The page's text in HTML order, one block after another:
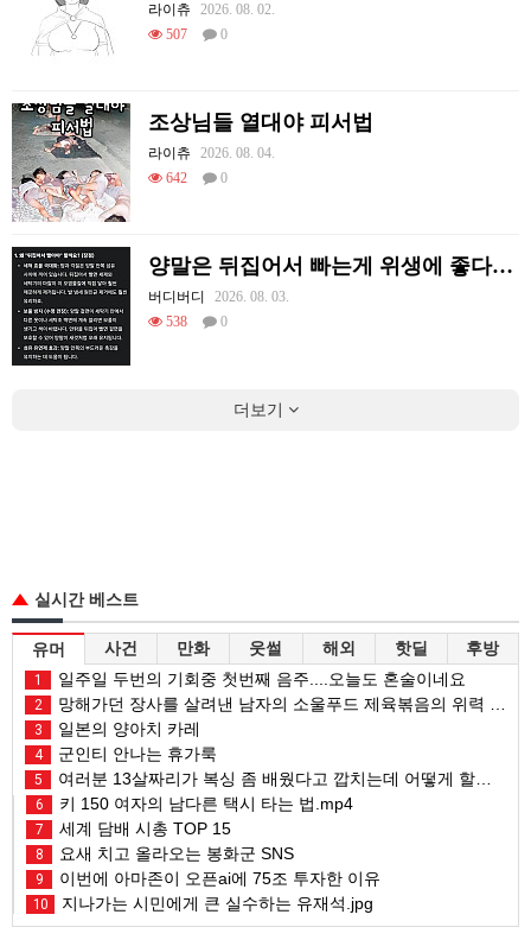
라이츄
2026. 08. 02.
507
0
조상님들 열대야 피서법
라이츄
2026. 08. 04.
642
0
양말은 뒤집어서 빠는게 위생에 좋다고함
버디버디
2026. 08. 03.
538
0
더보기
실시간 베스트
유머 사건 만화 웃썰 해외 핫딜 후방
1 일주일 두번의 기회중 첫번째 음주....오늘도 혼술이네요
2 망해가던 장사를 살려낸 남자의 소울푸드 제육볶음의 위력 ㅋㅋ
3 일본의 양아치 카레
4 군인티 안나는 휴가룩
5 여러분 13살짜리가 복싱 좀 배웠다고 깝치는데 어떻게 할까요?
6 키 150 여자의 남다른 택시 타는 법.mp4
7 세계 담배 시총 TOP 15
8 요새 치고 올라오는 봉화군 SNS
9 이번에 아마존이 오픈ai에 75조 투자한 이유
10 지나가는 시민에게 큰 실수하는 유재석.jpg